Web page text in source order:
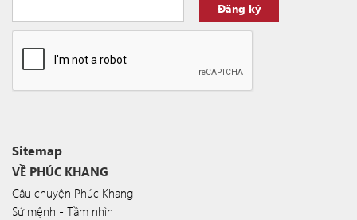
Đăng ký
Sitemap
VỀ PHÚC KHANG
Câu chuyện Phúc Khang
Sứ mệnh - Tầm nhìn